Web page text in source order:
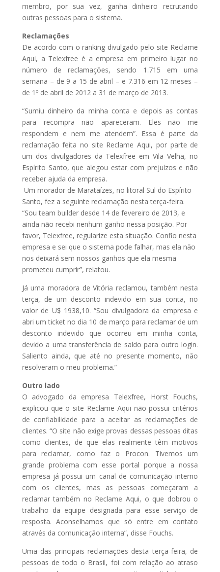
membro, por sua vez, ganha dinheiro recrutando
outras pessoas para o sistema.
Reclamações
De acordo com o ranking divulgado pelo site Reclame
Aqui, a Telexfree é a empresa em primeiro lugar no
número de reclamações, sendo 1.715 em uma
semana – de 9 a 15 de abril – e 7.316 em 12 meses –
de 1º de abril de 2012 a 31 de março de 2013.
“Sumiu dinheiro da minha conta e depois as contas
para recompra não apareceram. Eles não me
respondem e nem me atendem”. Essa é parte da
reclamação feita no site Reclame Aqui, por parte de
um dos divulgadores da Telexfree em Vila Velha, no
Espírito Santo, que alegou estar com prejuízos e não
receber ajuda da empresa.
Um morador de Marataízes, no litoral Sul do Espírito
Santo, fez a seguinte reclamação nesta terça-feira.
“Sou team builder desde 14 de fevereiro de 2013, e
ainda não recebi nenhum ganho nessa posição. Por
favor, Telexfree, regularize esta situação. Confio nesta
empresa e sei que o sistema pode falhar, mas ela não
nos deixará sem nossos ganhos que ela mesma
prometeu cumprir”, relatou.
Já uma moradora de Vitória reclamou, também nesta
terça, de um desconto indevido em sua conta, no
valor de U$ 1938,10. “Sou divulgadora da empresa e
abri um ticket no dia 10 de março para reclamar de um
desconto indevido que ocorreu em minha conta,
devido a uma transferência de saldo para outro login.
Saliento ainda, que até no presente momento, não
resolveram o meu problema.”
Outro lado
O advogado da empresa Telexfree, Horst Fouchs,
explicou que o site Reclame Aqui não possui critérios
de confiabilidade para a aceitar as reclamações de
clientes. “O site não exige provas dessas pessoas ditas
como clientes, de que elas realmente têm motivos
para reclamar, como faz o Procon. Tivemos um
grande problema com esse portal porque a nossa
empresa já possui um canal de comunicação interno
com os clientes, mas as pessoas começaram a
reclamar também no Reclame Aqui, o que dobrou o
trabalho da equipe designada para esse serviço de
resposta. Aconselhamos que só entre em contato
através da comunicação interna”, disse Fouchs.
Uma das principais reclamações desta terça-feira, de
pessoas de todo o Brasil, foi com relação ao atraso